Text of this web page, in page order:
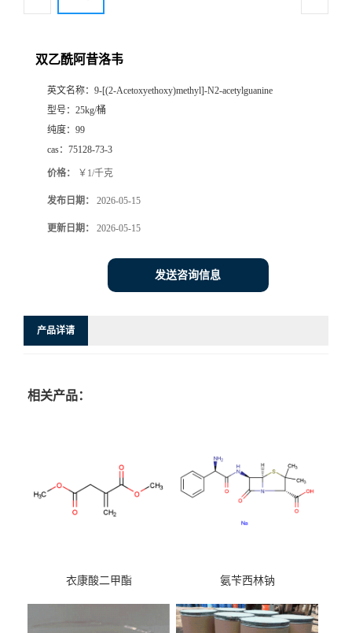
双乙酰阿昔洛韦
英文名称： 9-[(2-Acetoxyethoxy)methyl]-N2-acetylguanine
型号： 25kg/桶
纯度： 99
cas： 75128-73-3
价格： ￥1/千克
发布日期： 2026-05-15
更新日期： 2026-05-15
发送咨询信息
产品详请
相关产品：
衣康酸二甲酯 氨苄西林钠